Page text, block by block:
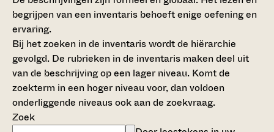
begrijpen van een inventaris behoeft enige oefening en
ervaring.
Bij het zoeken in de inventaris wordt de hiërarchie
gevolgd. De rubrieken in de inventaris maken deel uit
van de beschrijving op een lager niveau. Komt de
zoekterm in een hoger niveau voor, dan voldoen
onderliggende niveaus ook aan de zoekvraag.
Zoek